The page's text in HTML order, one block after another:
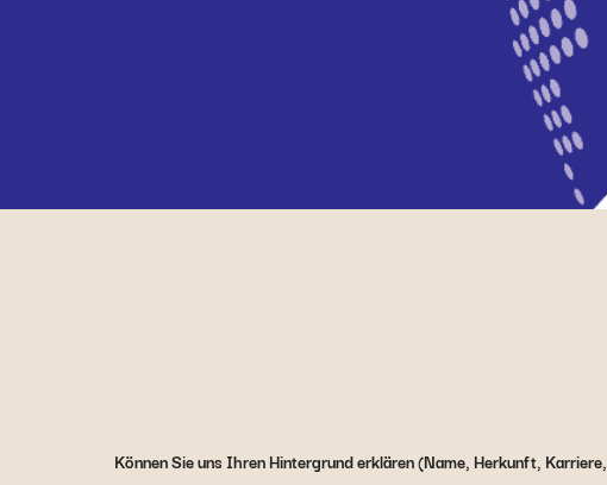
Können Sie uns Ihren Hintergrund erklären (Name, Herkunft,